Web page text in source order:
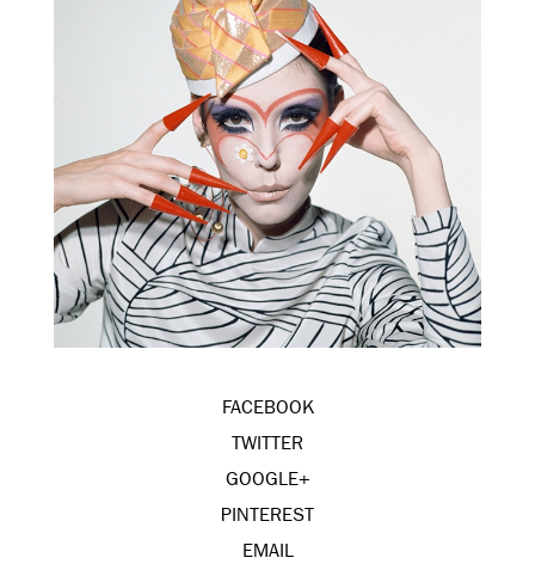
FACEBOOK
TWITTER
GOOGLE+
PINTEREST
EMAIL